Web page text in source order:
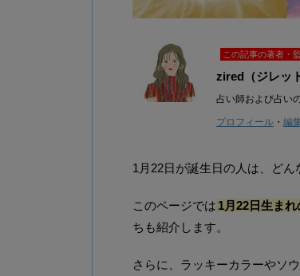
この記事の著者・
zired（ジレット
占い師および占い
プロフィール ・ 編
1月22日が誕生日の人は、ど
このページでは 1月22日生ま
ちも紹介します。
さらに、ラッキーカラーやソ